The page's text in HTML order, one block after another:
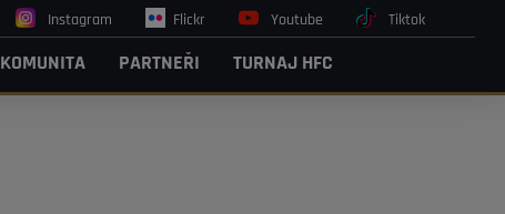
Instagram Flickr Youtube Tiktok
KOMUNITA PARTNEŘI TURNAJ HFC